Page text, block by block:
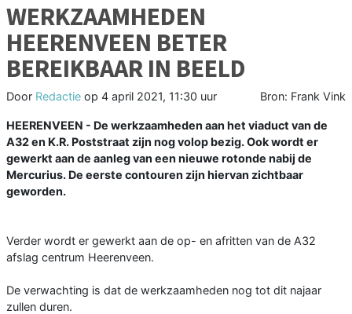
WERKZAAMHEDEN
HEERENVEEN BETER
BEREIKBAAR IN BEELD
Door Redactie op 4 april 2021, 11:30 uur Bron: Frank Vink
HEERENVEEN - De werkzaamheden aan het viaduct van de
A32 en K.R. Poststraat zijn nog volop bezig. Ook wordt er
gewerkt aan de aanleg van een nieuwe rotonde nabij de
Mercurius. De eerste contouren zijn hiervan zichtbaar
geworden.
Verder wordt er gewerkt aan de op- en afritten van de A32
afslag centrum Heerenveen.
De verwachting is dat de werkzaamheden nog tot dit najaar
zullen duren.